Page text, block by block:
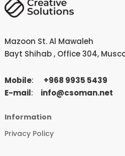
Mazoon St. Al Mawaleh
Bayt Shihab , Office 304,
Mobile: +968 9935 5439
E-mail: info@csoman.net
Information
Privacy Policy